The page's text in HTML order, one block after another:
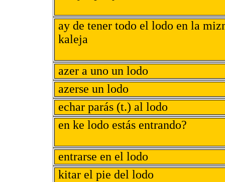
ay de tener todo el lodo en la
kaleja
azer a uno un lodo
azerse un lodo
echar parás (t.) al lodo
en ke lodo estás entrando?
entrarse en el lodo
kitar el pie del lodo